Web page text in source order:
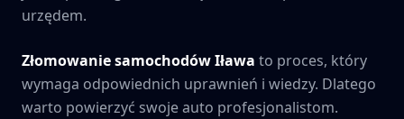
urzędem.
Złomowanie samochodówIława to proces, który
wymaga odpowiednich uprawnień i wiedzy. Dlatego
warto powierzyć swoje auto profesjonalistom.